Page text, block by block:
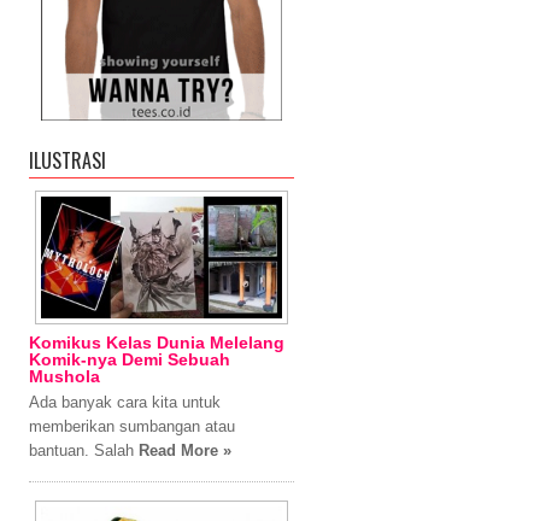
ILUSTRASI
Komikus Kelas Dunia Melelang
Komik-nya Demi Sebuah
Mushola
Ada banyak cara kita untuk
memberikan sumbangan atau
bantuan. Salah Read More »